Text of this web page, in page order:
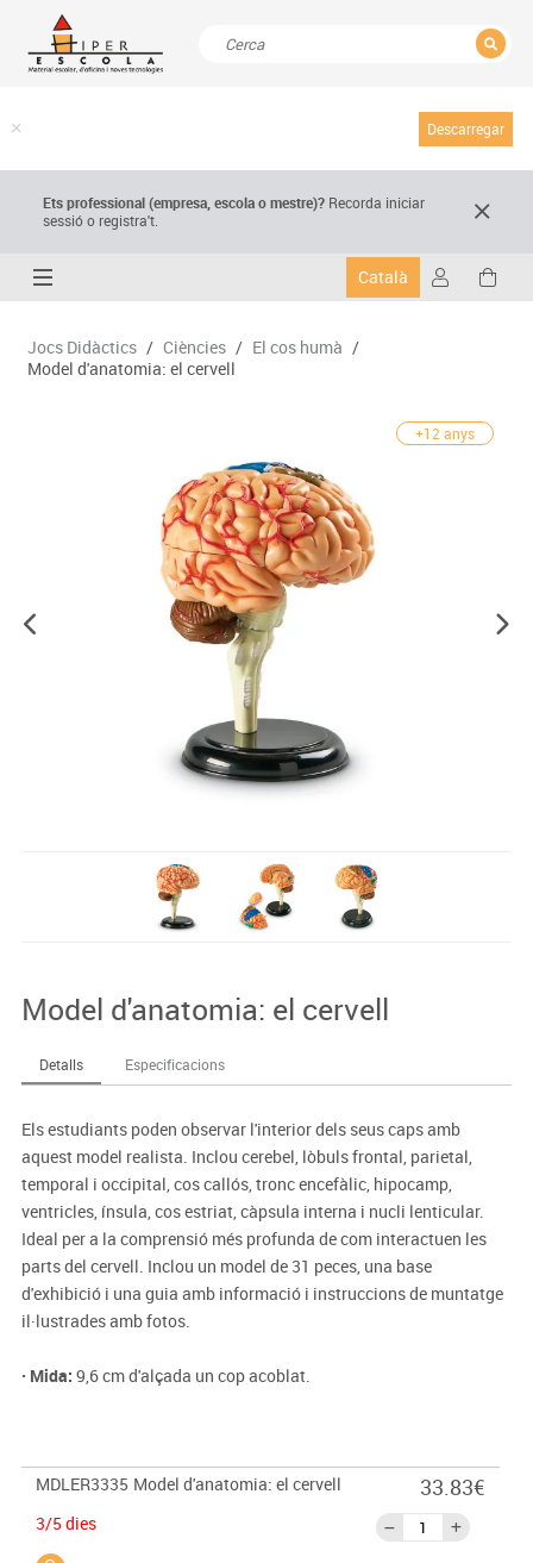
Descarregar
Ets professional (empresa,escola o mestre)? Recorda iniciar
sessió o registra't.
Català
Jocs Didàctics / Ciències / El cos humà /
Model d'anatomia: el cervell
+12 anys
Model d'anatomia: el cervell
Detalls Especificacions
Els estudiants poden observar l'interior dels seus caps amb
aquest model realista. Inclou cerebel, lòbuls frontal, parietal,
temporal i occipital, cos callós, tronc encefàlic, hipocamp,
ventricles, ínsula, cos estriat, càpsula interna i nucli lenticular.
Ideal per a la comprensió més profunda de com interactuen les
parts del cervell. Inclou un model de 31 peces, una base
d'exhibició i una guia amb informació i instruccions de muntatge
il·lustrades amb fotos.
· Mida: 9,6 cm d'alçada un cop acoblat.
MDLER3335 Model d'anatomia: el cervell
3/5 dies
33.83€